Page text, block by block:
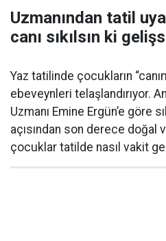
Uzmanından tatil
canı sıkılsın ki
Yaz tatilinde çocukların
ebeveynleri telaşlandırıyor.
Uzmanı Emine Ergün’e göre
açısından son derece doğal
çocuklar tatilde nasıl vakit